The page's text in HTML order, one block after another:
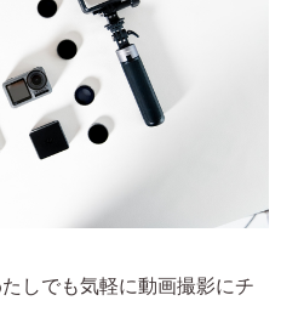
しでも気軽に動画撮影にチ